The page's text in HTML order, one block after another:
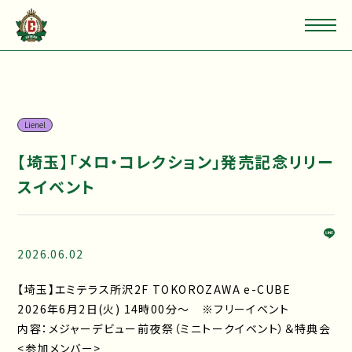
Lienel
【埼玉】「メロ・コレクション」発売記念リリー
スイベント
2026.06.02
【埼玉】エミテラス所沢2F TOKOROZAWA e-CUBE
2026年6月2日(火) 14時00分～ ※フリーイベント
内容：メジャーデビュー前夜祭（ミニトークイベント）＆特典会
<参加メンバー>